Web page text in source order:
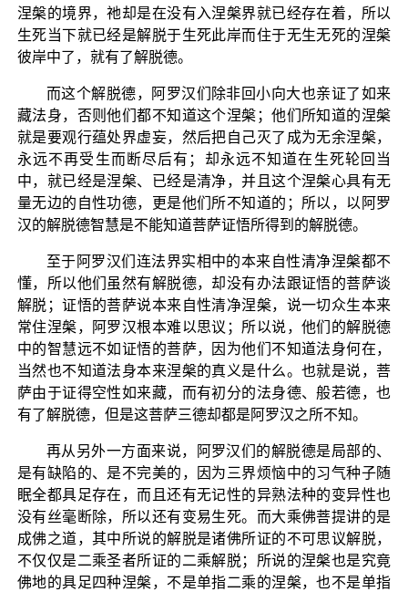
涅槃的境界，祂却是在没有入涅槃界就已经存在着，所以
生死当下就已经是解脱于生死此岸而住于无生无死的涅槃
彼岸中了，就有了解脱德。
而这个解脱德，阿罗汉们除非回小向大也亲证了如来
藏法身，否则他们都不知道这个涅槃；他们所知道的涅槃
就是要观行蕴处界虚妄，然后把自己灭了成为无余涅槃，
永远不再受生而断尽后有；却永远不知道在生死轮回当
中，就已经是涅槃、已经是清净，并且这个涅槃心具有无
量无边的自性功德，更是他们所不知道的；所以，以阿罗
汉的解脱德智慧是不能知道菩萨证悟所得到的解脱德。
至于阿罗汉们连法界实相中的本来自性清净涅槃都不
懂，所以他们虽然有解脱德，却没有办法跟证悟的菩萨谈
解脱；证悟的菩萨说本来自性清净涅槃，说一切众生本来
常住涅槃，阿罗汉根本难以思议；所以说，他们的解脱德
中的智慧远不如证悟的菩萨，因为他们不知道法身何在，
当然也不知道法身本来涅槃的真义是什么。也就是说，菩
萨由于证得空性如来藏，而有初分的法身德、般若德，也
有了解脱德，但是这菩萨三德却都是阿罗汉之所不知。
再从另外一方面来说，阿罗汉们的解脱德是局部的、
是有缺陷的、是不完美的，因为三界烦恼中的习气种子随
眠全都具足存在，而且还有无记性的异熟法种的变异性也
没有丝毫断除，所以还有变易生死。而大乘佛菩提讲的是
成佛之道，其中所说的解脱是诸佛所证的不可思议解脱，
不仅仅是二乘圣者所证的二乘解脱；所说的涅槃也是究竟
佛地的具足四种涅槃，不是单指二乘的涅槃，也不是单指